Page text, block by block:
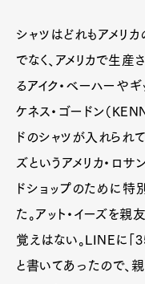
シャツはどれもアメリ
でなく、アメリカで生
るアイク・ベーハーやギ
ケネス・ゴードン（
ドのシャツが入れられ
ズというアメリカ・ロ
ドショップのために特
た。アット・イーズを
覚えはない。LINEに「
と書いてあったので、